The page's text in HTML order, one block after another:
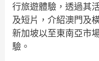
行旅遊體驗，透過其
及短片，介紹澳門及
新加坡以至東南亞市
驗。